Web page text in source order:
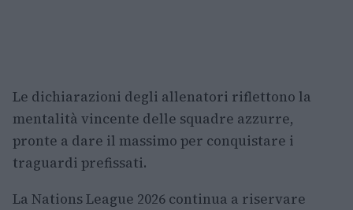
Le dichiarazioni degli allenatori riflettono la
mentalità vincente delle squadre azzurre,
pronte a dare il massimo per conquistare i
traguardi prefissati.
La Nations League 2026 continua a riservare